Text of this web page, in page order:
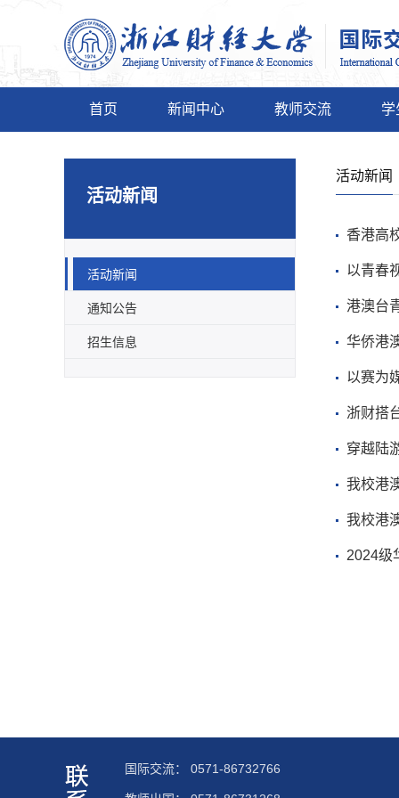
首页 新闻中心 教师交流 学
活动新闻
活动新闻
通知公告
招生信息
活动新闻
香港高
以青春
港澳台
华侨港
以赛为
浙财搭
穿越陆
我校港
我校港
2024级
国际交流： 0571-86732766